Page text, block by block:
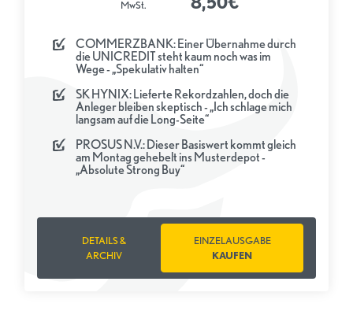
COMMERZBANK: Einer Übernahme durch
die UNICREDIT steht kaum noch was im
Wege - „Spekulativ halten“
SK HYNIX: Lieferte Rekordzahlen, doch die
Anleger bleiben skeptisch - „Ich schlage mich
langsam auf die Long-Seite“
PROSUS N.V.: Dieser Basiswert kommt gleich
am Montag gehebelt ins Musterdepot -
„Absolute Strong Buy“
MwSt.
DETAILS &
ARCHIV
EINZELAUSGABE
KAUFEN